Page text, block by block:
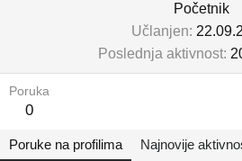
Početnik
Učlanjen
Poslednja aktivnost
Poruka
0
Poruke na profilima Najnovije